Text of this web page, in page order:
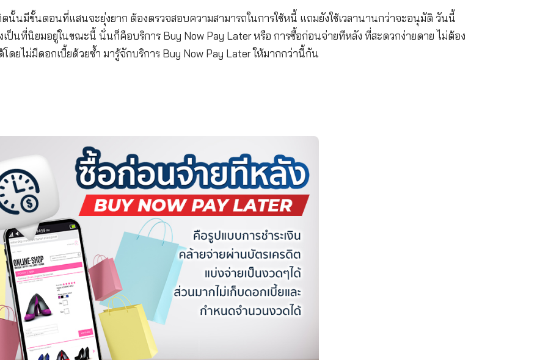
รบัตรเครดิตนั้นมีขั้นตอนที่แสนจะยุ่งยาก ต้องตรวจสอบความสามารถในการใช้หนี้ แถมยังใช้เวลานานกว่าจะ
นชำระได้โดยไม่มีดอกเบี้ยด้วยซ้ำ มารู้จักบริการ Buy Now Pay Later ให้มากกว่านี้กัน